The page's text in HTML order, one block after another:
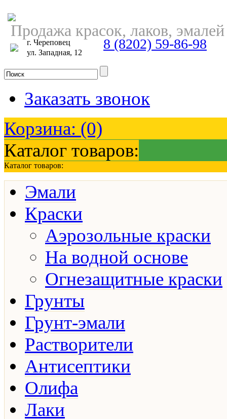
Продажа красок, лаков,
г. Череповец
ул. Западная, 12
8 (8202) 59-86-98
Заказать звонок
Корзина: (0)
Каталог товаров:
Каталог товаров:
Эмали
Краски
Аэрозольные краски
На водной основе
Огнезащитные краски
Грунты
Грунт-эмали
Растворители
Антисептики
Олифа
Лаки